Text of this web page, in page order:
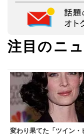
注目のニ
変わり果てた「ツイン・